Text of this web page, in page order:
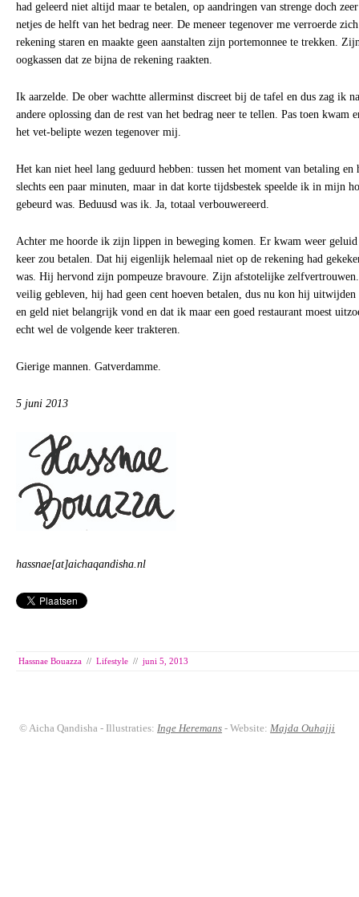
had geleerd niet altijd maar te betalen, op aandringen van strenge doch
netjes de helft van het bedrag neer. De meneer tegenover me verroerde
rekening staren en maakte geen aanstalten zijn portemonnee te trekken.
oogkassen dat ze bijna de rekening raakten.
Ik aarzelde. De ober wachtte allerminst discreet bij de tafel en dus zag ik
andere oplossing dan de rest van het bedrag neer te tellen. Pas toen kwam
het vet-belipte wezen tegenover mij.
Het kan niet heel lang geduurd hebben: tussen het moment van betaling en
slechts een paar minuten, maar in dat korte tijdsbestek speelde ik in mijn
gebeurd was. Beduusd was ik. Ja, totaal verbouwereerd.
Achter me hoorde ik zijn lippen in beweging komen. Er kwam weer
keer zou betalen. Dat hij eigenlijk helemaal niet op de rekening had
was. Hij hervond zijn pompeuze bravoure. Zijn afstotelijke
veilig gebleven, hij had geen cent hoeven betalen, dus nu kon hij
en geld niet belangrijk vond en dat ik maar een goed restaurant moest
echt wel de volgende keer trakteren.
Gierige mannen. Gatverdamme.
5 juni 2013
hassnae[at]aichaqandisha.nl
Hassnae Bouazza // Lifestyle // juni 5, 2013
© Aicha Qandisha - Illustraties:Inge Heremans - Website:Majda Ouhajji